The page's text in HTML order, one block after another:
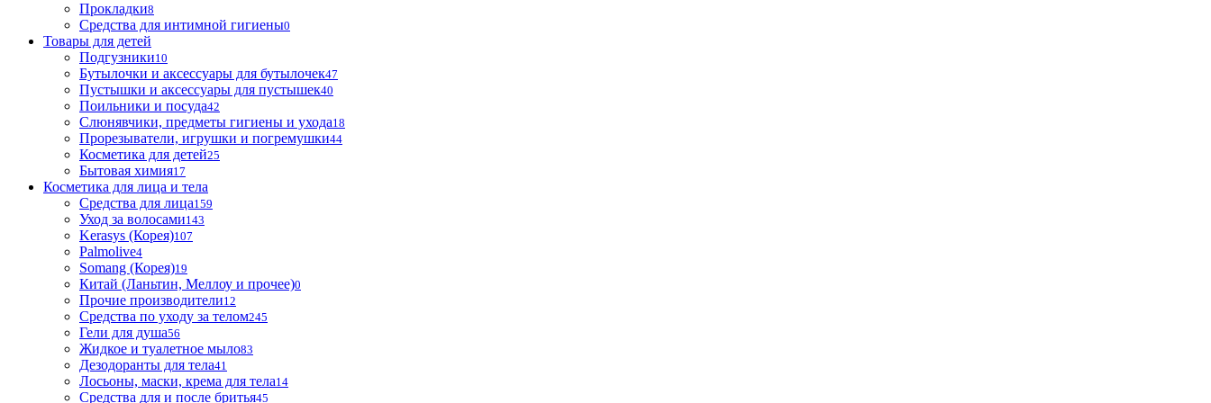
Прокладки8
Средства для интимной гигиены0
Товары для детей
Подгузники10
Бутылочки и аксессуары для бутылочек47
Пустышки и аксессуары для пустышек40
Поильники и посуда42
Слюнявчики, предметы гигиены и ухода18
Прорезыватели, игрушки и погремушки44
Косметика для детей25
Бытовая химия17
Косметика для лица и тела
Cредства для лица159
Уход за волосами143
Kerasys (Корея)107
Palmolive4
Somang (Корея)19
Китай (Ланьтин, Меллоу и прочее)0
Прочие производители12
Средства по уходу за телом245
Гели для душа56
Жидкое и туалетное мыло83
Дезодоранты для тела41
Лосьоны, маски, крема для тела14
Средства для и после бритья45